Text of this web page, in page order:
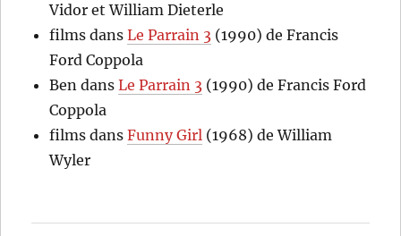
Vidor et William Dieterle
films dansLe Parrain 3 (1990) de Francis
Ford Coppola
Ben dansLe Parrain 3 (1990) de Francis Ford
Coppola
films dansFunny Girl (1968) de William
Wyler